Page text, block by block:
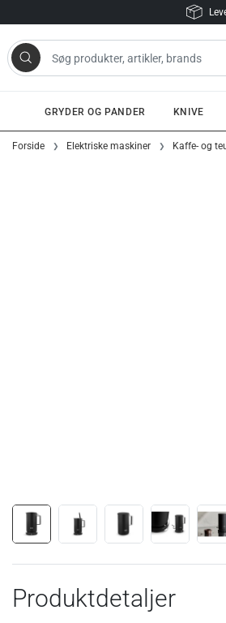
Gå til indhold
artikler, brands
GRYDER OG PANDER KNIVE
Forside Elektriske maskiner Kaffe- og
Produktdetaljer